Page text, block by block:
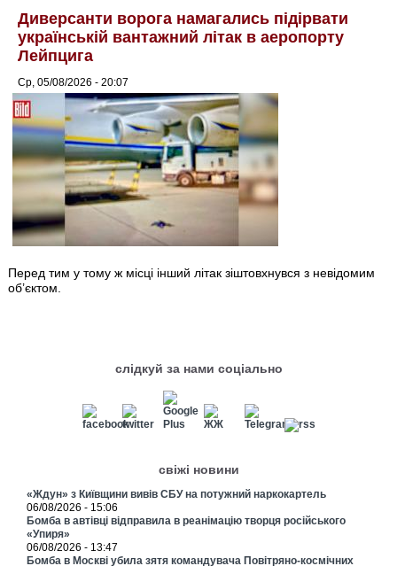
Диверсанти ворога намагались підірвати
українській вантажний літак в аеропорту
Лейпцига
Ср, 05/08/2026 - 20:07
Перед тим у тому ж місці інший літак зіштовхнувся з невідомим
об’єктом.
слідкуй за нами соціально
свіжі новини
«Ждун» з Київщини вивів СБУ на потужний наркокартель
06/08/2026 - 15:06
Бомба в автівці відправила в реанімацію творця російського
«Упиря»
06/08/2026 - 13:47
Бомба в Москві убила зятя командувача Повітряно-космічних